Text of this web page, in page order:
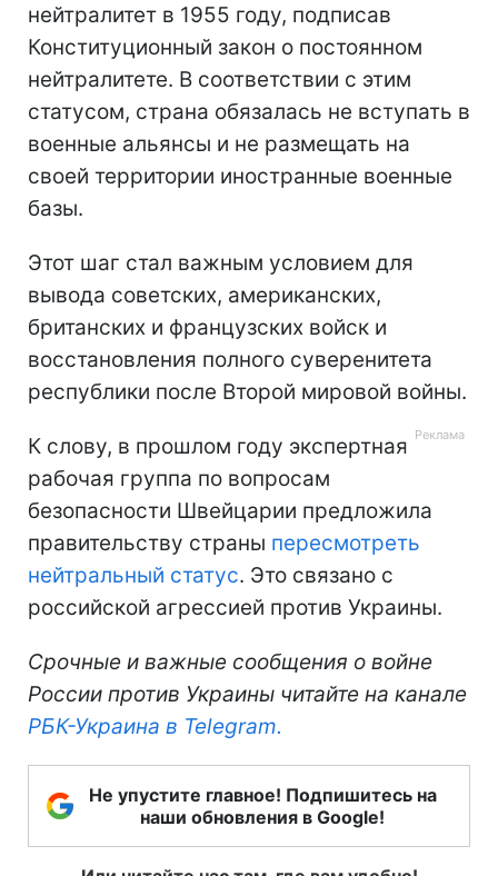
нейтралитет в 1955 году, подписав
Конституционный закон о постоянном
нейтралитете. В соответствии с этим
статусом, страна обязалась не вступать в
военные альянсы и не размещать на
своей территории иностранные военные
базы.
Этот шаг стал важным условием для
вывода советских, американских,
британских и французских войск и
восстановления полного суверенитета
республики после Второй мировой войны.
К слову, в прошлом году экспертная
рабочая группа по вопросам
безопасности Швейцарии предложила
правительству страны пересмотреть
нейтральный статус. Это связано с
российской агрессией против Украины.
Срочные и важные сообщения о войне
России против Украины читайте на канале
РБК-Украина в Telegram.
Не упустите главное! Подпишитесь на
наши обновления в Google!